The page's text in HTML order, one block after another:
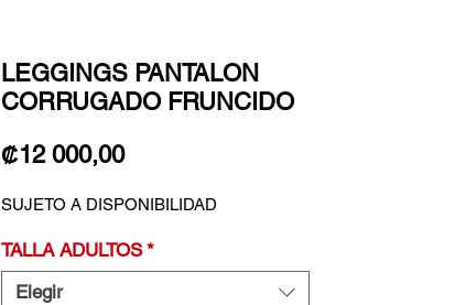
LEGGINGS PANTALON
CORRUGADO FRUNCIDO
₡12 000,00Precio
SUJETO A DISPONIBILIDAD
TALLA ADULTOS *
Elegir